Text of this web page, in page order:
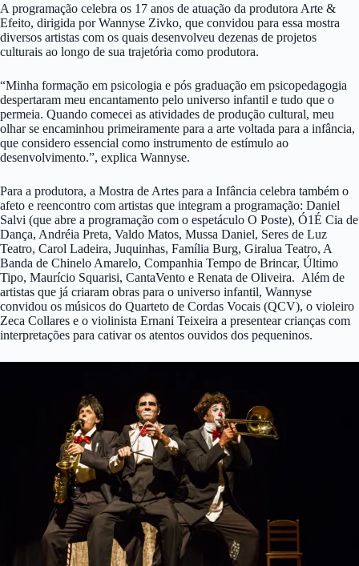
A programação celebra os 17 anos de atuação da produtora Arte &
Efeito, dirigida por Wannyse Zivko, que convidou para essa mostra
diversos artistas com os quais desenvolveu dezenas de projetos
culturais ao longo de sua trajetória como produtora.
“Minha formação em psicologia e pós graduação em psicopedagogia
despertaram meu encantamento pelo universo infantil e tudo que o
permeia. Quando comecei as atividades de produção cultural, meu
olhar se encaminhou primeiramente para a arte voltada para a infância,
que considero essencial como instrumento de estímulo ao
desenvolvimento.”, explica Wannyse.
Para a produtora, a Mostra de Artes para a Infância celebra também o
afeto e reencontro com artistas que integram a programação: Daniel
Salvi (que abre a programação com o espetáculo O Poste), Ó1É Cia de
Dança, Andréia Preta, Valdo Matos, Mussa Daniel, Seres de Luz
Teatro, Carol Ladeira, Juquinhas, Família Burg, Giralua Teatro, A
Banda de Chinelo Amarelo, Companhia Tempo de Brincar, Último
Tipo, Maurício Squarisi, CantaVento e Renata de Oliveira. Além de
artistas que já criaram obras para o universo infantil, Wannyse
convidou os músicos do Quarteto de Cordas Vocais (QCV), o violeiro
Zeca Collares e o violinista Ernani Teixeira a presentear crianças com
interpretações para cativar os atentos ouvidos dos pequeninos.